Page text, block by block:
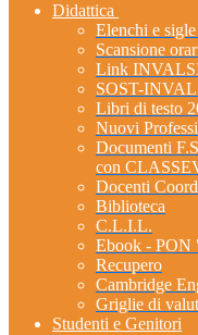
Didattica
Elenchi e
Scansione
Link
SOST-
Libri di testo
Nuovi
Documenti
con
Docenti
Biblioteca
C.L.I.L.
Ebook - PON
Recupero
Cambridge
Griglie di
Studenti e Genitori